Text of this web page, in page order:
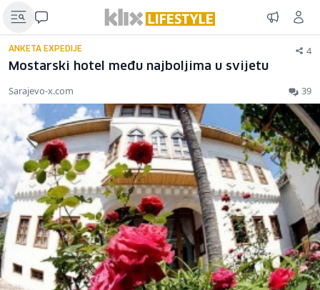
ANKETA EXPEDIJE 4
Mostarski hotel među najboljima u svijetu
Sarajevo-x.com 39